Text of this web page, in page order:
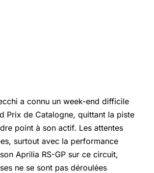
a connu un week-end difficile
Prix de Catalogne, quittant la piste
point à son actif. Les attentes
surtout avec la performance
Aprilia RS-GP sur ce circuit,
ne se sont pas déroulées